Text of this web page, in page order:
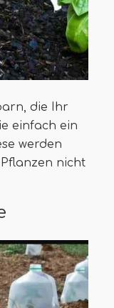
die Ihr
einfach ein
werden
nicht